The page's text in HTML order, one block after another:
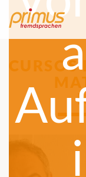
CURSOS